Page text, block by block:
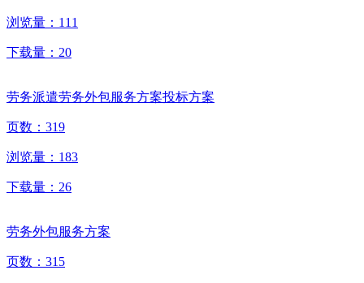
浏览量： 111
下载量： 20
劳务派遣劳务外包服务方案投标方案
页数： 319
浏览量： 183
下载量： 26
劳务外包服务方案
页数： 315